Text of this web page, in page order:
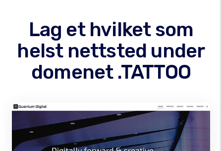
Lag et hvilket som
helst nettsted under
domenet .TATTOO